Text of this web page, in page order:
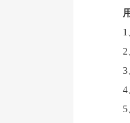
用
1、
2、
3、
4、
5、